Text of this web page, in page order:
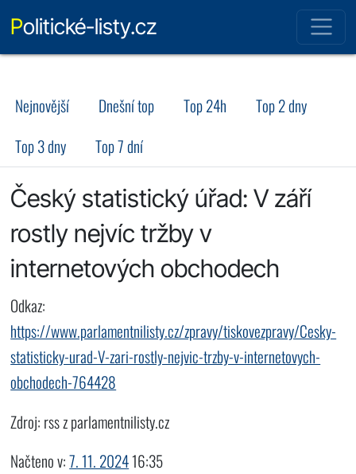
Politické-listy.cz
Nejnovější Dnešní top Top 24h
Top 2 dny
Top 3 dny
Top 7 dní
Český statistický úřad: V září
rostly nejvíc tržby v
internetových obchodech
Odkaz:
https://www.parlamentnilisty.cz/zpravy/tiskovezpravy/Cesky-
statisticky-urad-V-zari-rostly-nejvic-trzby-v-internetovych-
obchodech-764428
Zdroj: rss z parlamentnilisty.cz
Načteno v:7. 11. 202416:35